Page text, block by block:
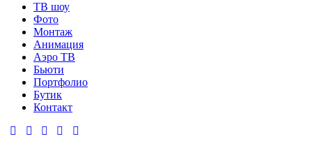
ТВ шоу
Фото
Монтаж
Анимация
Аэро ТВ
Бьюти
Портфолио
Бутик
Контакт